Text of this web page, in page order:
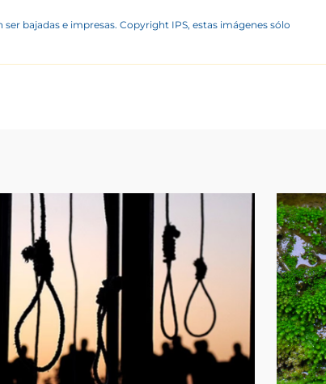
bajadas e impresas. Copyright IPS, estas imágenes sólo